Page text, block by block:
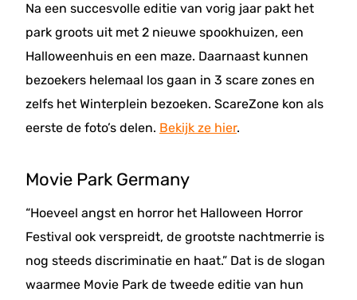
Na een succesvolle editie van vorig jaar pakt het
park groots uit met 2 nieuwe spookhuizen, een
Halloweenhuis en een maze. Daarnaast kunnen
bezoekers helemaal los gaan in 3 scare zones en
zelfs het Winterplein bezoeken. ScareZone kon als
eerste de foto’s delen. Bekijk ze hier.
Movie Park Germany
“Hoeveel angst en horror het Halloween Horror
Festival ook verspreidt, de grootste nachtmerrie is
nog steeds discriminatie en haat.” Dat is de slogan
waarmee Movie Park de tweede editie van hun